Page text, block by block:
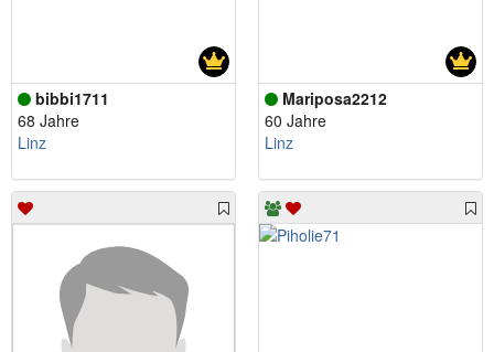
bibbi1711
68 Jahre
Linz
Mariposa2212
60 Jahre
Linz